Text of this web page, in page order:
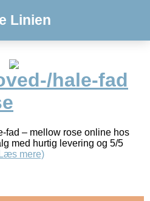
Linien
hale-fad
fad – mellow rose online hos
med hurtig levering og 5/5
mere)